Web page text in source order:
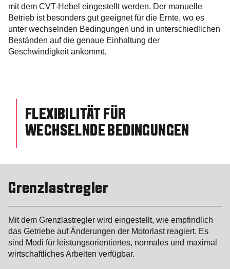
mit dem CVT-Hebel eingestellt werden. Der manuelle
Betrieb ist besonders gut geeignet für die Ernte, wo es
unter wechselnden Bedingungen und in unterschiedlichen
Beständen auf die genaue Einhaltung der
Geschwindigkeit ankommt.
FLEXIBILITÄT FÜR
WECHSELNDE BEDINGUNGEN
Grenzlastregler
Mit dem Grenzlastregler wird eingestellt, wie empfindlich
das Getriebe auf Änderungen der Motorlast reagiert. Es
sind Modi für leistungsorientiertes, normales und maximal
wirtschaftliches Arbeiten verfügbar.